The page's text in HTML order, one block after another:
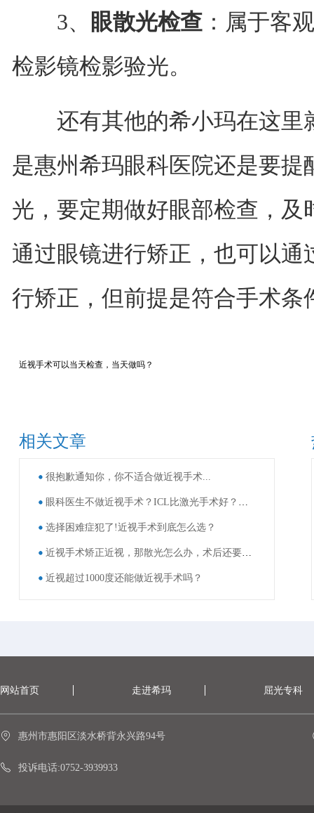
3、 眼散光检查：属于客
检影镜检影验光。
还有其他的希小玛在这里
是惠州希玛眼科医院还是要
光，要定期做好眼部检查，
通过眼镜进行矫正，也可以
行矫正，但前提是符合手术条
近视手术可以当天检查，当天做吗？
相关文章
很抱歉通知你，你不适合做近视手术...
眼科医生不做近视手术？ICL比激光手术好？这些近视手术谣言，别再信了！
选择困难症犯了!近视手术到底怎么选？
近视手术矫正近视，那散光怎么办，术后还要戴眼镜吗？
近视超过1000度还能做近视手术吗？
网站首页 走进希玛 屈光专科
惠州市惠阳区淡水桥背永兴路94号
投诉电话:0752-3939933